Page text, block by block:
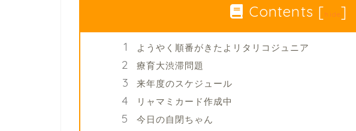
Contents [hide]
ようやく順番がきたよリタリコジュニア
療育大渋滞問題
来年度のスケジュール
リャマミカード作成中
今日の自閉ちゃん